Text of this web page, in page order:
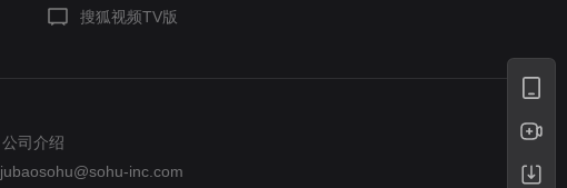
搜狐视频TV版
公司介绍
jubaosohu@sohu-inc.com